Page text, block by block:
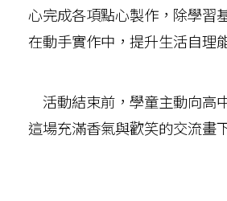
心完成各項點心製作，除學習
在動手實作中，提升生活自理
活動結束前，學童主動向高
這場充滿香氣與歡笑的交流畫